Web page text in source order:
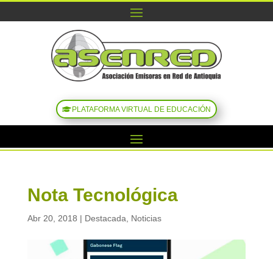
PLATAFORMA VIRTUAL DE EDUCACIÓN
Nota Tecnológica
Abr 20, 2018 | Destacada, Noticias